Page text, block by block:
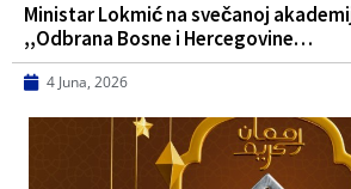
Ministar Lokmić na svečanoj
,,Odbrana Bosne i Hercegovine…
4 Juna, 2026